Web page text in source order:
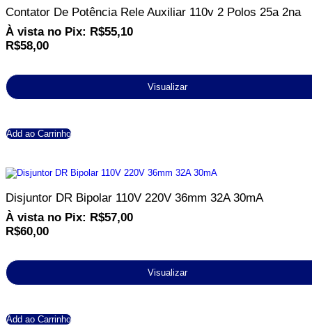
Contator De Potência Rele Auxiliar 110v 2 Polos 25a 2na
À vista no Pix: R$55,10
R$58,00
Visualizar
Add ao Carrinho
Disjuntor DR Bipolar 110V 220V 36mm 32A 30mA
À vista no Pix: R$57,00
R$60,00
Visualizar
Add ao Carrinho